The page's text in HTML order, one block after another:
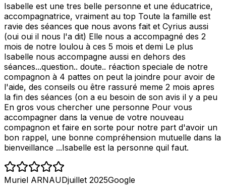
Isabelle est une tres belle personne et une éducatrice,
accompagnatrice, vraiment au top Toute la famille est
ravie des séances que nous avons fait et Cyrius aussi
(oui oui il nous l'a dit) Elle nous a accompagné des 2
mois de notre loulou à ces 5 mois et demi Le plus
Isabelle nous accompagne aussi en dehors des
séances...question.. doute.. réaction speciale de notre
compagnon à 4 pattes on peut la joindre pour avoir de
l'aide, des conseils ou être rassuré meme 2 mois apres
la fin des séances (on a eu besoin de son avis il y a peu
En gros vous chercher une personne Pour vous
accompagner dans la venue de votre nouveau
compagnon et faire en sorte pour notre part d'avoir un
bon rappel, une bonne compréhension mutuelle dans la
bienveillance ...Isabelle est la personne quil faut.
Muriel ARNAUDjuillet 2025Google